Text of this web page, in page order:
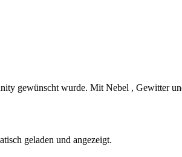
gewünscht wurde. Mit Nebel , Gewitter
geladen und angezeigt.